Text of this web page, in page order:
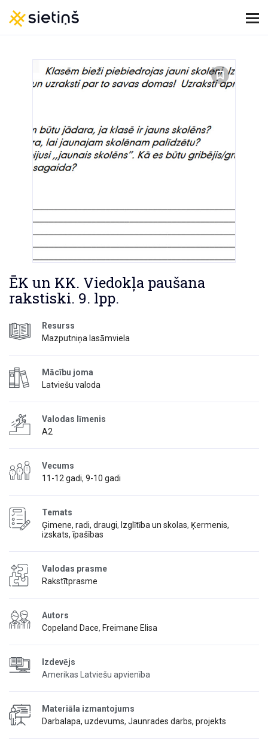
ĒK un KK. Viedokļa paušana
rakstiski. 9. lpp.
Resurss
Mazputniņa lasāmviela
Mācību joma
Latviešu valoda
Valodas līmenis
A2
Vecums
11-12 gadi, 9-10 gadi
Temats
Ģimene, radi, draugi, Izglītība un skolas, Ķermenis,
izskats, īpašības
Valodas prasme
Rakstītprasme
Autors
Copeland Dace, Freimane Elisa
Izdevējs
Amerikas Latviešu apvienība
Materiāla izmantojums
Darbalapa, uzdevums, Jaunrades darbs, projekts